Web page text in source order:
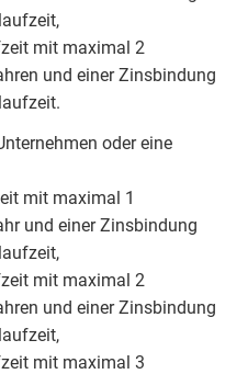
mit maximal 2
und einer Zinsbindung
oder eine
mit maximal 1
und einer Zinsbindung
mit maximal 2
und einer Zinsbindung
mit maximal 3